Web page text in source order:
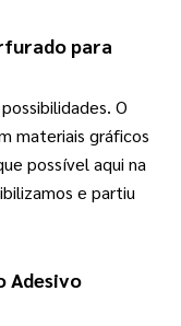
para
O
materiais gráficos
e partiu
Adesivo